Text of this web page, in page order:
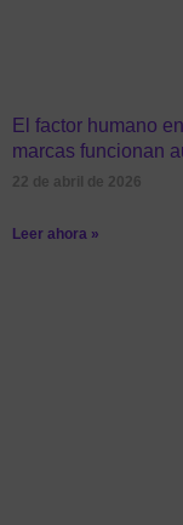
El factor humano
marcas funcionan
22 de abril de 2026
Leer ahora »